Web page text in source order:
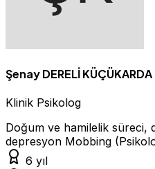
Şenay DERELİ KÜÇÜKARDA
Klinik Psikolog
Doğum ve hamilelik süreci,
depresyon Mobbing
6 yıl